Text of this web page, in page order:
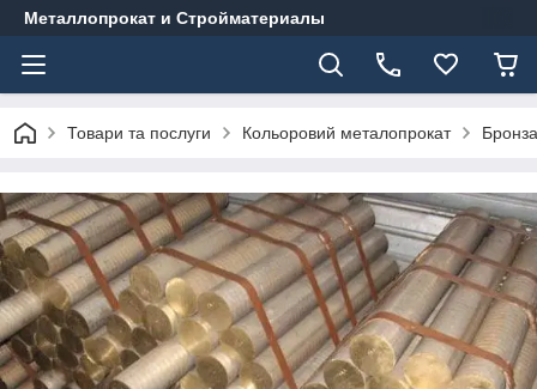
Металлопрокат и Стройматериалы
Товари та послуги Кольоровий металопрокат Бронза